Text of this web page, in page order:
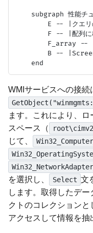
subgraph 性能チ
E -- |クエリ
F -- |配列に
F_array --
B --
WMIサービスへの接続
ます。これにより、
スペース（
root\cimv2
じて、
を選択し、
Select 文
します。取得したデー
クトのコレクション
アクセスして情報を抽